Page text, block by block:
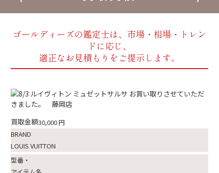
ゴールディーズの鑑定士は、市場・相場・トレン
ドに応じ、
適正なお見積もりをご提示します。
買取金額30,000円
BRAND
LOUIS VUITTON
型番・